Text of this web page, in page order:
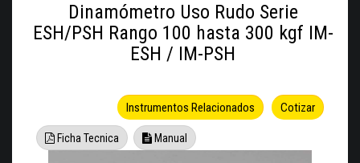
Dinamómetro Uso Rudo Serie
ESH/PSH Rango 100 hasta 300 kgf IM-
ESH / IM-PSH
Cotizar
Instrumentos Relacionados
Ficha Tecnica Manual